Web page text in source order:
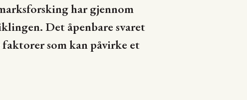
har gjennom
Det åpenbare svaret
faktorer som kan påvirke et